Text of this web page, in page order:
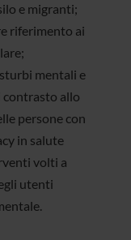
e migranti;
riferimento ai
mentali e
contrasto allo
persone con
in salute
volti a
utenti